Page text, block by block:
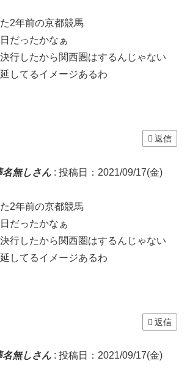
2年前の京都競馬
だったかなぁ
行したから関西圏はするんじゃない
してるイメージあるわ
返信
名無しさん : 投稿日：2021/09/17(金)
2年前の京都競馬
だったかなぁ
行したから関西圏はするんじゃない
してるイメージあるわ
返信
名無しさん : 投稿日：2021/09/17(金)